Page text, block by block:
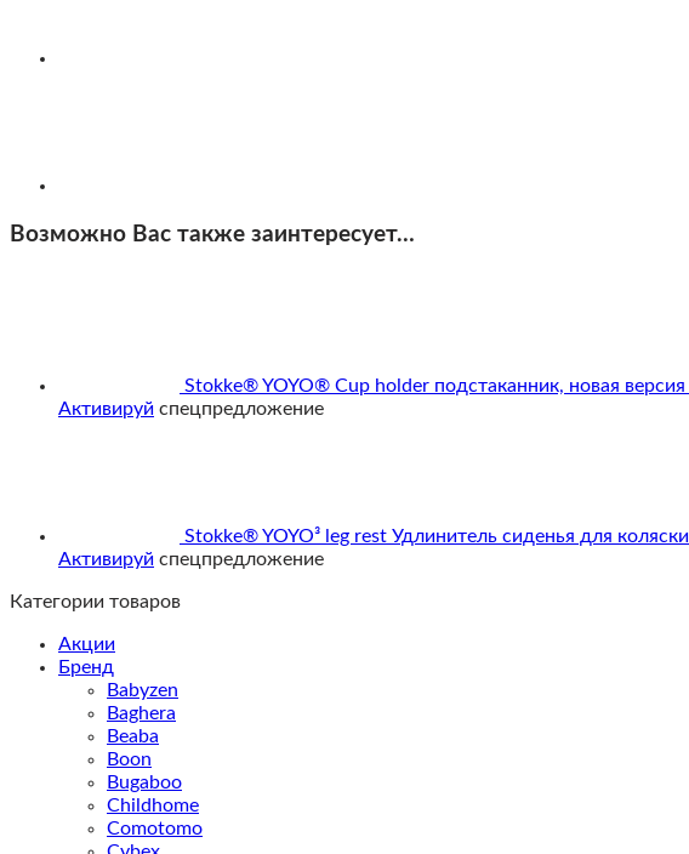
Возможно Вас также заинтересует…
Stokke® YOYO® Cup holder подстаканник, новая версия
Активируй спецпредложение
Stokke® YOYO³ leg rest Удлинитель сиденья для коляски
Активируй спецпредложение
Категории товаров
Акции
Бренд
Babyzen
Baghera
Beaba
Boon
Bugaboo
Childhome
Comotomo